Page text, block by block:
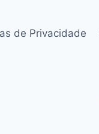
de Privacidade